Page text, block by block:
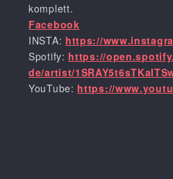
komplett.
Facebook
INSTA: https://
Spotify: https://
de/artist/
YouTube: https://